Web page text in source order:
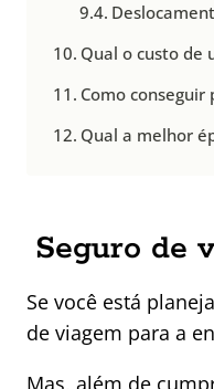
Qual o custo de
Como
Qual a melhor
Seguro de
Se você está
de viagem para a